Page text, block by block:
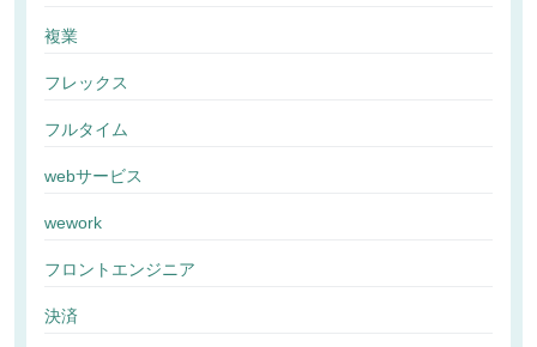
複業
フレックス
フルタイム
webサービス
wework
フロントエンジニア
決済